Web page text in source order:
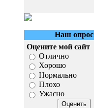
Наш опрос
Оцените мой сайт
Отлично
Хорошо
Нормально
Плохо
Ужасно